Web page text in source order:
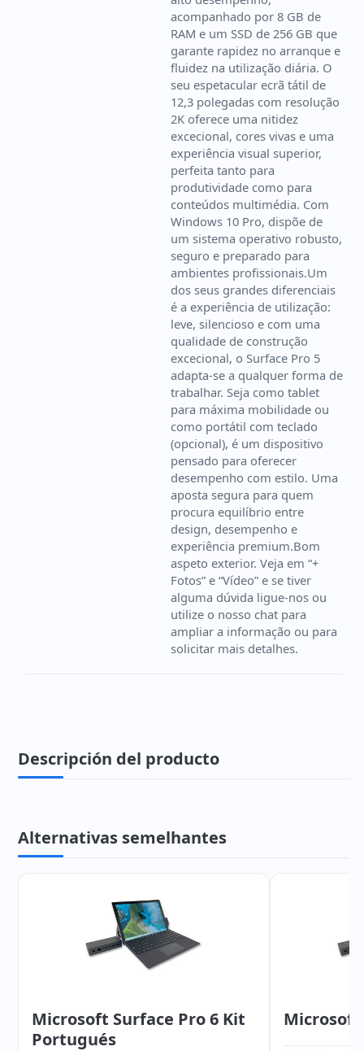
acompanhado por 8 GB de
RAM e um SSD de 256 GB que
garante rapidez no arranque e
fluidez na utilização diária. O
seu espetacular ecrã tátil de
12,3 polegadas com resolução
2K oferece uma nitidez
excecional, cores vivas e uma
experiência visual superior,
perfeita tanto para
produtividade como para
conteúdos multimédia. Com
Windows 10 Pro, dispõe de
um sistema operativo robusto,
seguro e preparado para
ambientes profissionais.Um
dos seus grandes diferenciais
é a experiência de utilização:
leve, silencioso e com uma
qualidade de construção
excecional, o Surface Pro 5
adapta-se a qualquer forma de
trabalhar. Seja como tablet
para máxima mobilidade ou
como portátil com teclado
(opcional), é um dispositivo
pensado para oferecer
desempenho com estilo. Uma
aposta segura para quem
procura equilíbrio entre
design, desempenho e
experiência premium.Bom
aspeto exterior. Veja em “+
Fotos” e “Vídeo” e se tiver
alguma dúvida ligue-nos ou
utilize o nosso chat para
ampliar a informação ou para
solicitar mais detalhes.
Descripción del producto
Alternativas semelhantes
Microsoft Surface Pro 6 Kit
Portugués
Microsoft